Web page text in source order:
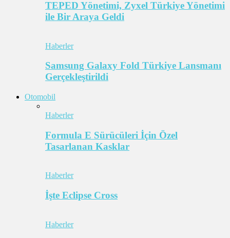
TEPED Yönetimi, Zyxel Türkiye Yönetimi
ile Bir Araya Geldi
Haberler
Samsung Galaxy Fold Türkiye Lansmanı
Gerçekleştirildi
Otomobil
Haberler
Formula E Sürücüleri İçin Özel
Tasarlanan Kasklar
Haberler
İşte Eclipse Cross
Haberler